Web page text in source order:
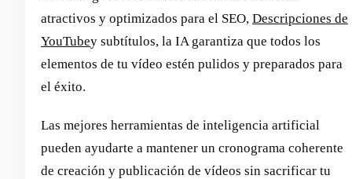
atractivos y optimizados para el SEO, Descripciones de
YouTubey subtítulos, la IA garantiza que todos los
elementos de tu vídeo estén pulidos y preparados para
el éxito.
Las mejores herramientas de inteligencia artificial
pueden ayudarte a mantener un cronograma coherente
de creación y publicación de vídeos sin sacrificar tu